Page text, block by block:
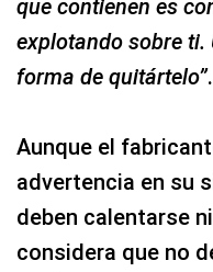
que contienen es
explotando sobre ti.
forma de quitártelo”.
Aunque el
advertencia en su
deben calentarse
considera que no